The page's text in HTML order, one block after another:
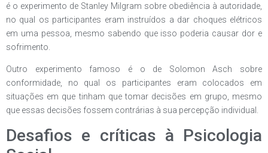
é o experimento de Stanley Milgram sobre obediência à autoridade,
no qual os participantes eram instruídos a dar choques elétricos
em uma pessoa, mesmo sabendo que isso poderia causar dor e
sofrimento.
Outro experimento famoso é o de Solomon Asch sobre
conformidade, no qual os participantes eram colocados em
situações em que tinham que tomar decisões em grupo, mesmo
que essas decisões fossem contrárias à sua percepção individual.
Desafios e críticas à Psicologia